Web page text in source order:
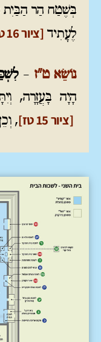
בְּשֶׁטַח הַר
לֶעָתִיד [ציור 16 טז]
נוֹשֵׂא ט"ז –
הָיָה בָּעֲזָרָה,
[ציור 15 טז] ,